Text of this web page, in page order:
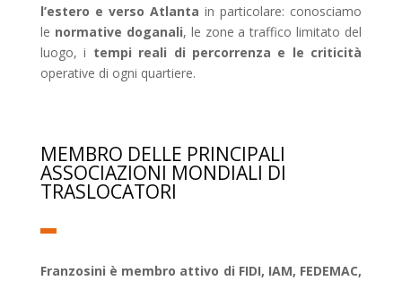
l’estero e verso Atlanta in particolare: conosciamo
le normative doganali, le zone a traffico limitato del
luogo, i tempi reali di percorrenza e le criticità
operative di ogni quartiere.
MEMBRO DELLE PRINCIPALI
ASSOCIAZIONI MONDIALI DI
TRASLOCATORI
Franzosini è membro attivo di FIDI, IAM, FEDEMAC,